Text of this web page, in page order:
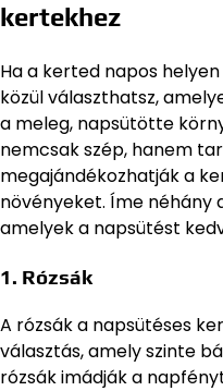
kertekhez
Ha a kerted napos
közül választhatsz,
a meleg, napsütötte
nemcsak szép, hanem
megajándékozhatják a
növényeket. Íme néhány
amelyek a napsütést
1. Rózsák
A rózsák a napsütéses
választás, amely szinte
rózsák imádják a